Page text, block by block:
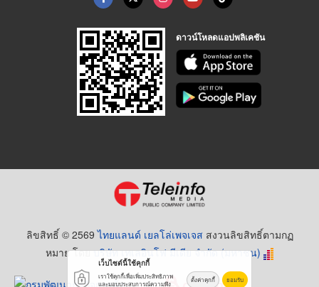
ดาวน์โหลดแอปพลิเคชัน
ลิขสิทธิ์ © 2569ไทยแลนด์ เยลโล่เพจเจส สงวนลิขสิทธิ์ตามกฏ
หมาย โดยบริษัท เทเลอินโฟ มีเดีย จำกัด (มหาชน)
เว็บไซต์นี้ใช้คุกกี้
เราใช้คุกกี้เพื่อเพิ่มประสิทธิภาพ
และมอบประสบการณ์ความพึง
ตั้งค่าคุกกี้ ยอมรับ